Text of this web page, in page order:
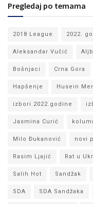
Pregledaj po temama
2018 League 2022.
Aleksandar Vučić
Bošnjaci Crna Gora
Hapšenje Husein
izbori 2022.godine
Jasmina Curić
Milo Đukanović novi
Rasim Ljajić Rat u
Salih Hot Sandžak
SDA SDA Sandžaka